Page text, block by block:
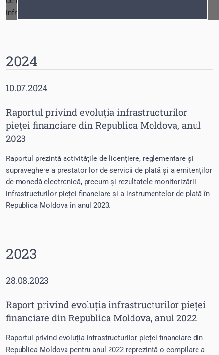
infrastructurilor pieței financiare și a instrumentelor de plată.
2024
10.07.2024
Raportul privind evoluția infrastructurilor
pieței financiare din Republica Moldova, anul
2023
Raportul prezintă activitățile de licențiere, reglementare și
supraveghere a prestatorilor de servicii de plată și a emitenților
de monedă electronică, precum și rezultatele monitorizării
infrastructurilor pieței financiare și a instrumentelor de plată în
Republica Moldova în anul 2023.
2023
28.08.2023
Raport privind evoluția infrastructurilor pieței
financiare din Republica Moldova, anul 2022
Raportul privind evoluția infrastructurilor pieței financiare din
Republica Moldova pentru anul 2022 reprezintă o compilare a